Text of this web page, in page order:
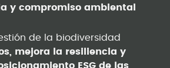
y compromiso ambiental
de la biodiversidad
mejora la resiliencia y
ESG de las